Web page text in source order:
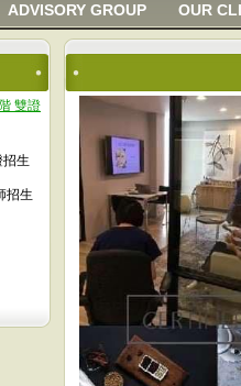
ADVISORY GROUP OUR
雙證
生
招生